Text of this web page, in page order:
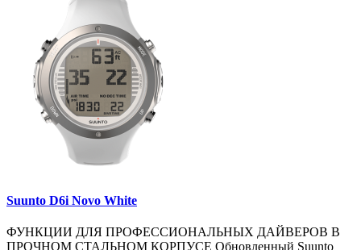
Suunto D6i Novo White
ФУНКЦИИ ДЛЯ ПРОФЕССИОНАЛЬНЫХ ДАЙВЕРОВ В
ПРОЧНОМ СТАЛЬНОМ КОРПУСЕ Обновленный Suunto